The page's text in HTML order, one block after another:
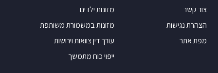
צור קשר
הצהרת נגישות
מפת אתר
מזונות ילדים
מזונות במשמורת משותפת
עורך דין צוואות וירושות
ייפוי כוח מתמשך